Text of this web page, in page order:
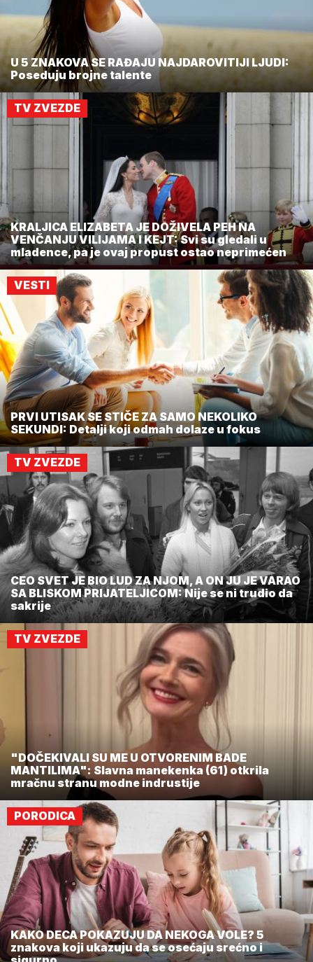
U 5 ZNAKOVA SE RAĐAJU NAJDAROVITIJI LJUDI:
Poseduju brojne talente
TV ZVEZDE
KRALJICA ELIZABETA JE DOŽIVELA PEH NA
VENČANJU VILIJAMA I KEJT: Svi su gledali u
mladence, pa je ovaj propust ostao neprimećen
VESTI
PRVI UTISAK SE STIČE ZA SAMO NEKOLIKO
SEKUNDI: Detalji koji odmah dolaze u fokus
TV ZVEZDE
CEO SVET JE BIO LUD ZA NJOM, A ON JU JE VARAO
SA BLISKOM PRIJATELJICOM: Nije se ni trudio da
sakrije
TV ZVEZDE
"DOČEKIVALI SU ME U OTVORENIM BADE
MANTILIMA": Slavna manekenka (61) otkrila
mračnu stranu modne indrustije
PORODICA
KAKO DECA POKAZUJU DA NEKOGA VOLE? 5
znakova koji ukazuju da se osećaju srećno i